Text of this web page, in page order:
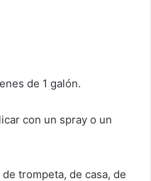
de 1 galón.
con un spray o un
trompeta, de casa, de